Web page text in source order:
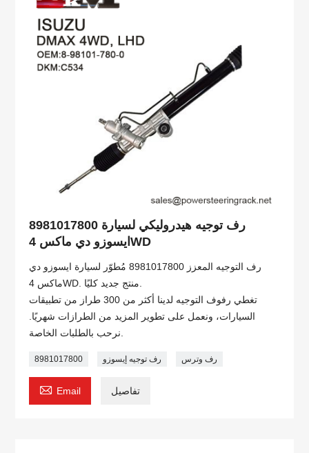
8981017800 رف توجيه هيدروليكي لسيارة
ايسوزو دي ماكس 4WD
رف التوجيه المعزز 8981017800 مُطوّر لسيارة ايسوزو دي
تغطي رفوف التوجيه لدينا أكثر من 300 طراز من تطبيقات
السيارات، ونعمل على تطوير المزيد من الطرازات شهريًا.
8981017800 رف توجيه إيسوزو رف وترس
 Email تفاصيل